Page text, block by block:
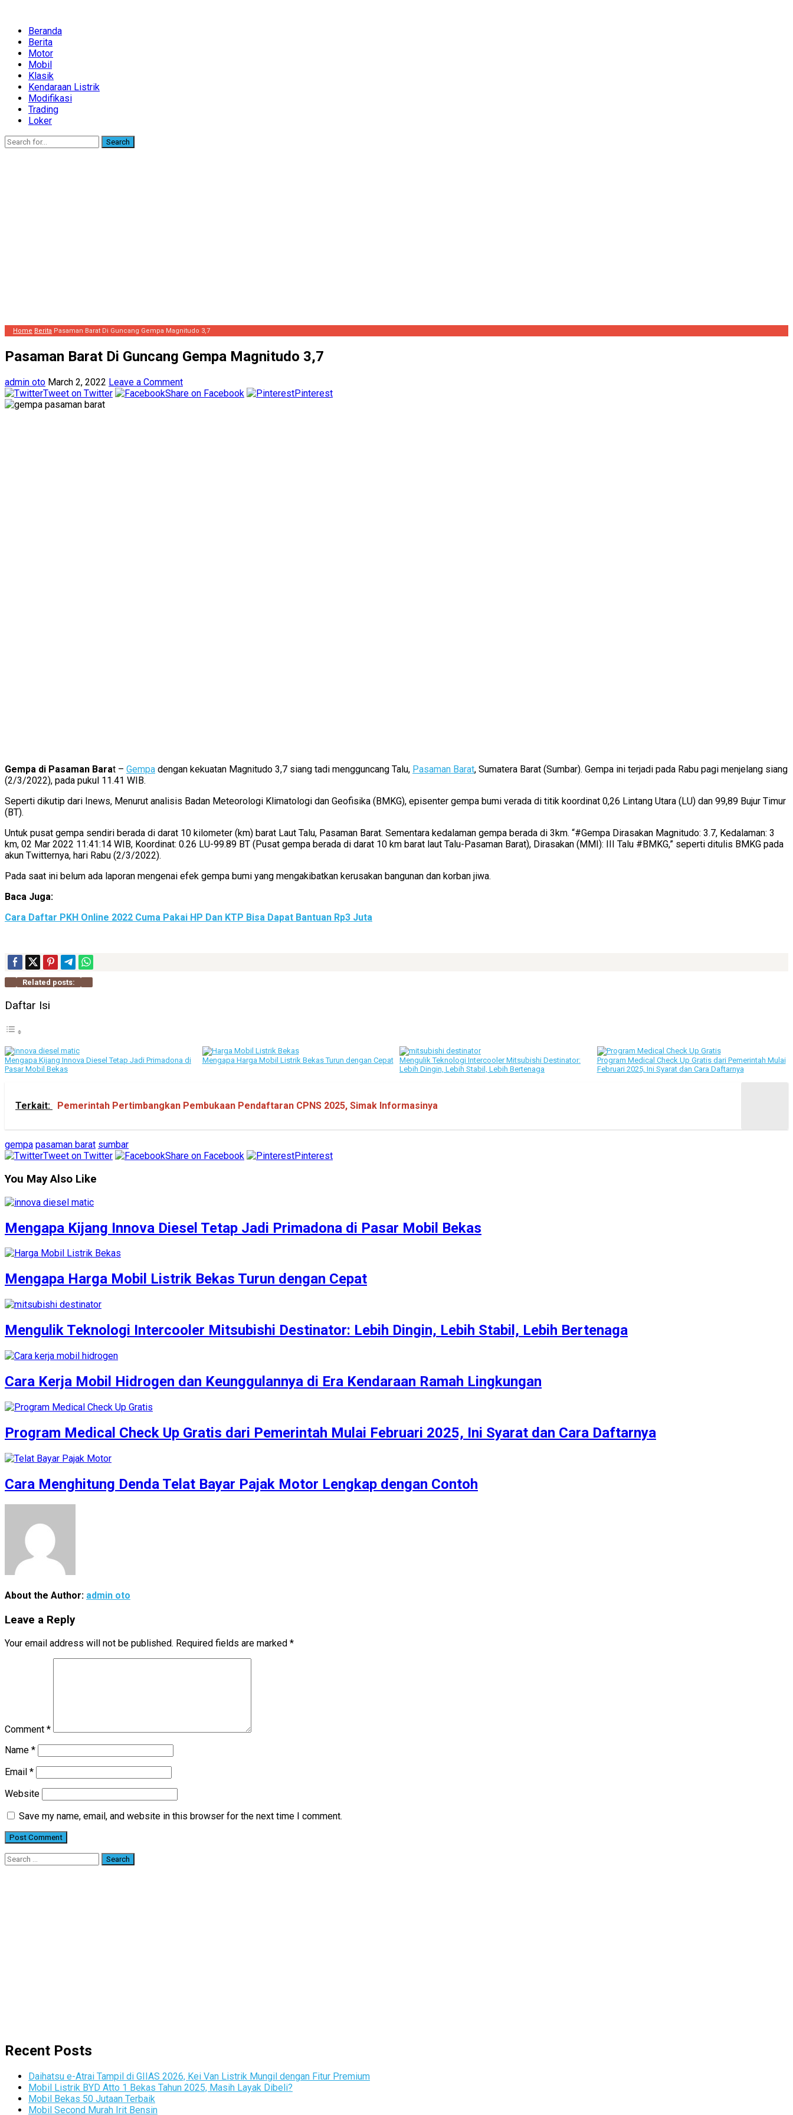
Beranda
Berita
Motor
Mobil
Klasik
Kendaraan Listrik
Modifikasi
Trading
Loker
Search
Home Berita Pasaman Barat Di Guncang Gempa Magnitudo 3,7
Pasaman Barat Di Guncang Gempa Magnitudo 3,7
admin oto March 2, 2022 Leave a Comment
Tweet on Twitter
Share on Facebook Pinterest
Gempa di Pasaman Barat – Gempa dengan kekuatan Magnitudo 3,7 siang tadi mengguncang Talu, Pasaman Barat, Sumatera Barat (Sumbar). Gempa ini terjadi pada Rabu pagi menjelang siang
(2/3/2022), pada pukul 11.41 WIB.
Seperti dikutip dari Inews, Menurut analisis Badan Meteorologi Klimatologi dan Geofisika (BMKG), episenter gempa bumi verada di titik koordinat 0,26 Lintang Utara (LU) dan 99,89 Bujur Timur
(BT).
Untuk pusat gempa sendiri berada di darat 10 kilometer (km) barat Laut Talu, Pasaman Barat. Sementara kedalaman gempa berada di 3km. “#Gempa Dirasakan Magnitudo: 3.7, Kedalaman: 3
km, 02 Mar 2022 11:41:14 WIB, Koordinat: 0.26 LU-99.89 BT (Pusat gempa berada di darat 10 km barat laut Talu-Pasaman Barat), Dirasakan (MMI): III Talu #BMKG,” seperti ditulis BMKG pada
akun Twitternya, hari Rabu (2/3/2022).
Pada saat ini belum ada laporan mengenai efek gempa bumi yang mengakibatkan kerusakan bangunan dan korban jiwa.
Baca Juga:
Cara Daftar PKH Online 2022 Cuma Pakai HP Dan KTP Bisa Dapat Bantuan Rp3 Juta
Related posts:
Daftar Isi
Mengapa Kijang Innova Diesel Tetap Jadi Primadona di
Pasar Mobil Bekas
Mengapa Harga Mobil Listrik Bekas Turun dengan Cepat
Mengulik Teknologi Intercooler Mitsubishi Destinator:
Lebih Dingin, Lebih Stabil, Lebih Bertenaga
Program Medical Check Up Gratis dari Pemerintah Mulai
Februari 2025, Ini Syarat dan Cara Daftarnya
Terkait: Pemerintah Pertimbangkan Pembukaan Pendaftaran CPNS 2025, Simak Informasinya
gempa pasaman barat sumbar
Tweet on Twitter
Share on Facebook Pinterest
You May Also Like
Mengapa Kijang Innova Diesel Tetap Jadi Primadona di Pasar Mobil Bekas
Mengapa Harga Mobil Listrik Bekas Turun dengan Cepat
Mengulik Teknologi Intercooler Mitsubishi Destinator: Lebih Dingin, Lebih Stabil, Lebih Bertenaga
Cara Kerja Mobil Hidrogen dan Keunggulannya di Era Kendaraan Ramah Lingkungan
Program Medical Check Up Gratis dari Pemerintah Mulai Februari 2025, Ini Syarat dan Cara Daftarnya
Cara Menghitung Denda Telat Bayar Pajak Motor Lengkap dengan Contoh
About the Author: admin oto
Leave a Reply
Your email address will not be published. Required fields are marked *
Comment *
Name *
Email *
Website
Save my name, email, and website in this browser for the next time I comment.
Search
for:
Recent Posts
Daihatsu e-Atrai Tampil di GIIAS 2026, Kei Van Listrik Mungil dengan Fitur Premium
Mobil Listrik BYD Atto 1 Bekas Tahun 2025, Masih Layak Dibeli?
Mobil Bekas 50 Jutaan Terbaik
Mobil Second Murah Irit Bensin